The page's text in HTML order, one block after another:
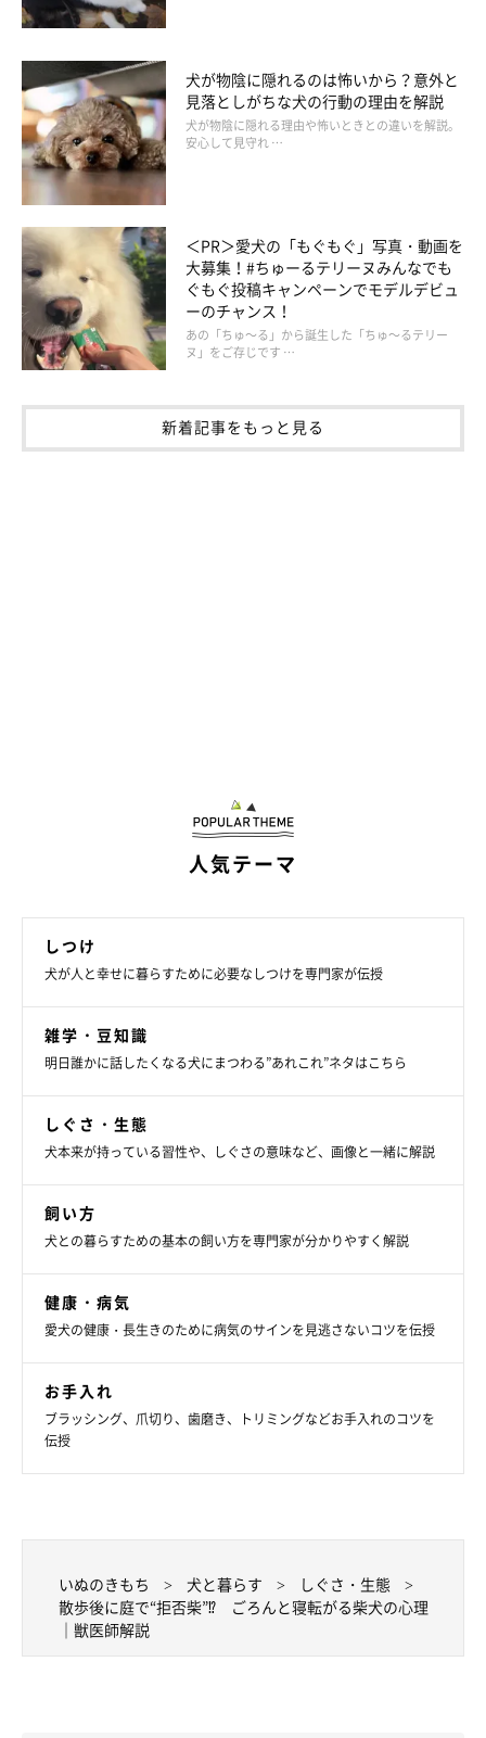
朝から庭で拒否柴をする福ちゃん。
@fuku_shiba29
朝の散歩から帰ってきた福ちゃんは庭で座り込んでしまい、挙げ
この行動からは、どのようなことがわかるのでしょうか。いぬの
福ちゃんのように、まだ散歩を終えたくなくて家の前で“ヘソ
天”をする行動を見せる犬は、
・体力があり余っている犬
・飼い主さんのルーティンをよく理解している犬
・散歩が好きな犬
といったタイプのコに見られやすい傾向があると思います」
犬が物陰に隠れるのは怖いから？意外と
見落としがちな犬の行動の理由を解説
犬が物陰に隠れる理由や怖いときとの違いを解説。
安心して見守れ …
＜PR＞愛犬の「もぐもぐ」写真・動画を
大募集！#ちゅーるテリーヌみんなでも
ぐもぐ投稿キャンペーンでモデルデビュ
ーのチャンス！
あの「ちゅ～る」から誕生した「ちゅ～るテリー
ヌ」をご存じです …
新着記事をもっと見る
人気テーマ
しつけ
犬が人と幸せに暮らすために必要なしつけを専門家が伝授
雑学・豆知識
明日誰かに話したくなる犬にまつわる”あれこれ”ネタはこちら
しぐさ・生態
犬本来が持っている習性や、しぐさの意味など、画像と一緒に解説
飼い方
犬との暮らすための基本の飼い方を専門家が分かりやすく解説
健康・病気
愛犬の健康・長生きのために病気のサインを見逃さないコツを伝授
お手入れ
ブラッシング、爪切り、歯磨き、トリミングなどお手入れのコツを
伝授
いぬのきもち 犬と暮らす
しぐさ・生態
散歩後に庭で“拒否柴”⁉ ごろんと寝転がる柴犬の心理
｜獣医師解説